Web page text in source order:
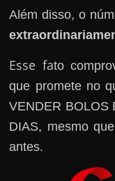
a
r
d
i
n
h
Além disso, o
Esse fato
que promete no
VENDER BOLOS
DIAS, mesmo
antes.